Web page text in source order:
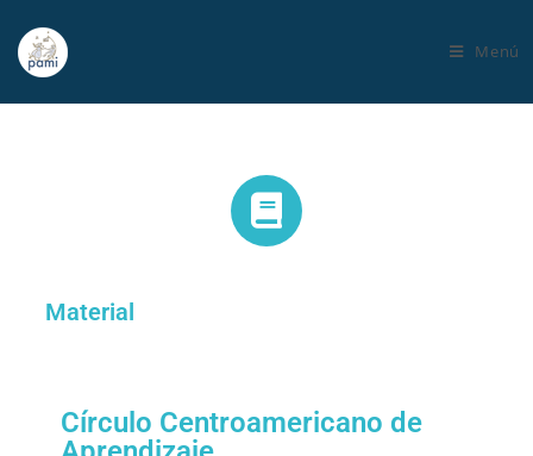
Menú
Material
Círculo Centroamericano de